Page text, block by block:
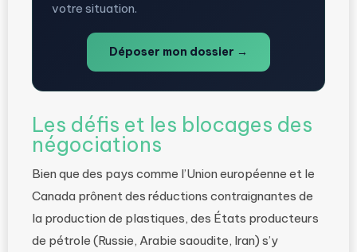
votre situation.
Déposer mon dossier →
Les défis et les blocages des
négociations
Bien que des pays comme l’Union européenne et le
Canada prônent des réductions contraignantes de
la production de plastiques, des États producteurs
de pétrole (Russie, Arabie saoudite, Iran) s’y